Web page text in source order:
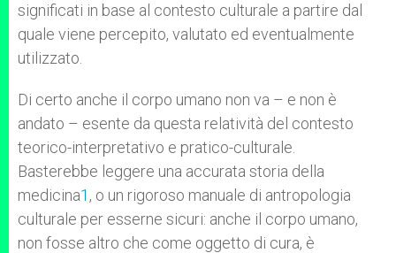
significati in base al contesto culturale a partire dal
quale viene percepito, valutato ed eventualmente
utilizzato.
Di certo anche il corpo umano non va – e non è
andato – esente da questa relatività del contesto
teorico-interpretativo e pratico-culturale.
Basterebbe leggere una accurata storia della
medicina1 , o un rigoroso manuale di antropologia
culturale per esserne sicuri: anche il corpo umano,
non fosse altro che come oggetto di cura, è